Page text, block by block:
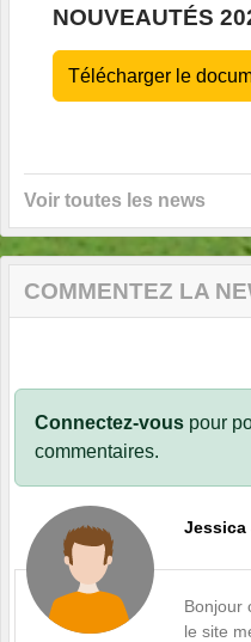
NOUVEAUTÉS
Télécharger le
Voir toutes les news
COMMENTEZ LA
Connectez-vous pour
commentaires.
Jessica
Bonjour
le site